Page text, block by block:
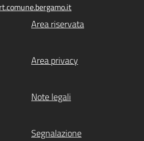
Area riservata
Area privacy
Note legali
Segnalazione